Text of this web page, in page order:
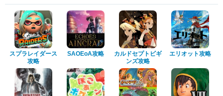
スプラレイダース
攻略
SAOEoA攻略
カルドセプトビギ
ンズ攻略
エリオット攻略